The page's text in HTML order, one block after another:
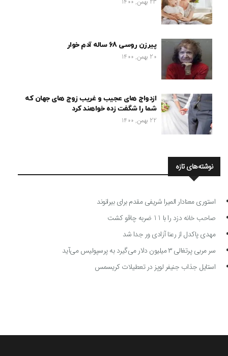
پیرزن روسی 68 ساله آدم خوار
20 بهمن, 1400
ازدواج های عجیب و غریب زوج های جهان که
شما را شگفت زده خواهند کرد
22 بهمن, 1400
نوشته‌های تازه
استوری معنادار المیرا شریفی مقدم برای بیرانوند
صاحب خانه دزد را با 11 ضربه چاقو کشت
مهدی پاکدل از رعنا آزادی ور جدا شد
سر مربی پرتغالی ۳ میلیون دلار می‌گیرد به پرسپولیس می‌آید
استایل جذاب جنیفر لوپز در تعطیلات کریسمس